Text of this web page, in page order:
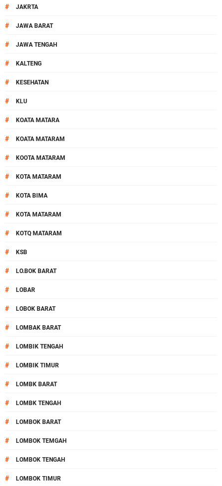
# JAKRTA
# JAWA BARAT
# JAWA TENGAH
# KALTENG
# KESEHATAN
# KLU
# KOATA MATARA
# KOATA MATARAM
# KOOTA MATARAM
# KOTA MATARAM
# KOTA BIMA
# KOTA MATARAM
# KOTQ MATARAM
# KSB
# LO.BOK BARAT
# LOBAR
# LOBOK BARAT
# LOMBAK BARAT
# LOMBIK TENGAH
# LOMBIK TIMUR
# LOMBK BARAT
# LOMBK TENGAH
# LOMBOK BARAT
# LOMBOK TEMGAH
# LOMBOK TENGAH
# LOMBOK TIMUR